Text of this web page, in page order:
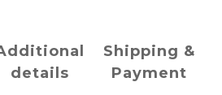
details
Shipping &
Payment